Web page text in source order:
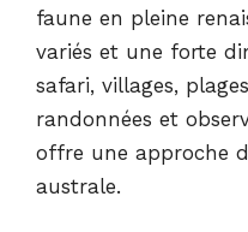
faune en pleine
variés et une forte
safari, villages,
randonnées et
offre une approche
australe.